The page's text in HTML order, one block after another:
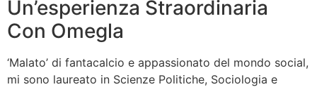
Un’esperienza Straordinaria
Con Omegla
‘Malato’ di fantacalcio e appassionato del mondo social,
mi sono laureato in Scienze Politiche, Sociologia e